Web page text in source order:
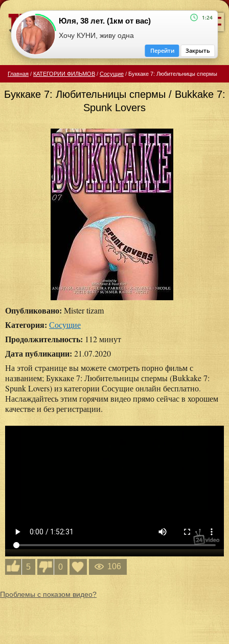
=
Главная / КАТЕГОРИИ ФИЛЬМОВ / Сосущие / Буккаке 7: Любительницы спермы
Буккаке 7: Любительницы спермы / Bukkake 7:
Spunk Lovers
Опубликовано: Mister tizam
Категория: Сосущие
Продолжительность: 112 минут
Дата публикации: 21.07.2020
На этой странице вы можете смотреть порно фильм с
названием; Буккаке 7: Любительницы спермы (Bukkake 7:
Spunk Lovers) из категории Сосущие онлайн бесплатно.
Наслаждайтесь этим горячим видео прямо сейчас в хорошем
качестве и без регистрации.
5 0 106
Проблемы с показом видео?
Юля, 38 лет. (1км от вас)
Хочу КУНИ, живу одна
1:24
Закрыть
Перейти